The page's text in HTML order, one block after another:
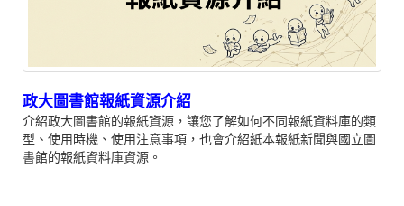
政大圖書館報紙資源介紹
介紹政大圖書館的報紙資源，讓您了解如何不同報紙資料庫的類
型、使用時機、使用注意事項，也會介紹紙本報紙新聞與國立圖
書館的報紙資料庫資源。